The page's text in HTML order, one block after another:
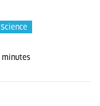
Science
minutes